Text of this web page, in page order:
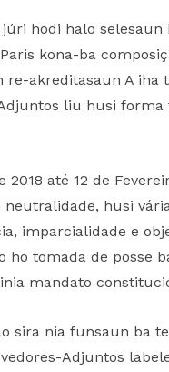
hodi halo selesaun
kona-ba
akreditasaun A iha
liu husi forma
até 12 de
husi
imparcialidade e
tomada de posse
mandato
sira nia funsaun ba
Adjuntos